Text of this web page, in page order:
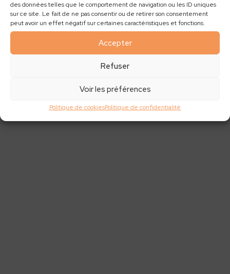
des données telles que le comportement de navigation ou les ID uniques
sur ce site. Le fait de ne pas consentir ou de retirer son consentement
peut avoir un effet négatif sur certaines caractéristiques et fonctions.
Accepter
Refuser
Voir les préférences
Politique de cookiesPolitique de confidentialité